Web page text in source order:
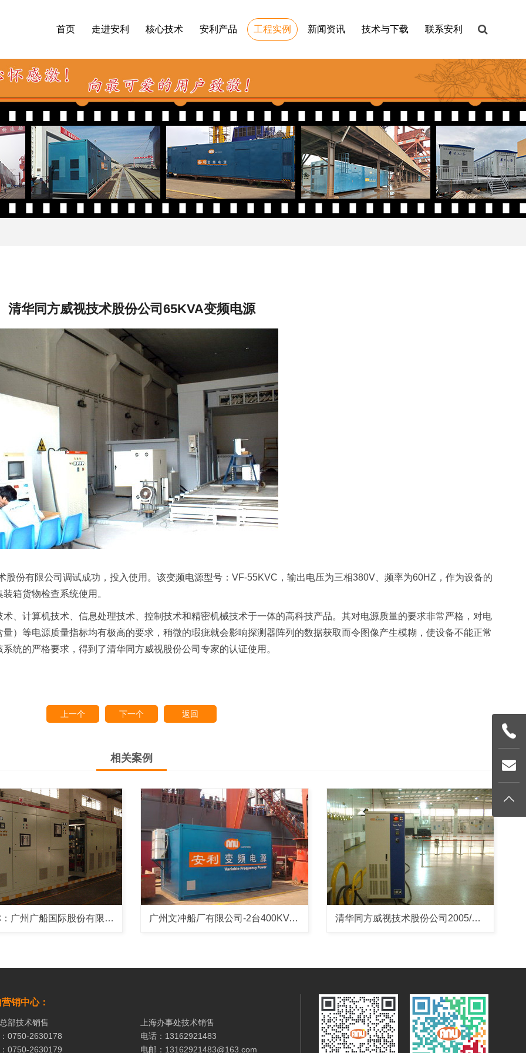
首页 走进安利 核心技术 安利产品 工程实例 新闻资讯 技术与下载 联系安利
清华同方威视技术股份公司65KVA变频电源
股份有限公司 调试成功，投入使用。该变频电源型号：VF-55KVC，输出电压为三相380V、频率为60HZ，作为设备的
箱货物检查系统使用。
、计算机技术、信息处理技术、控制技术和精密机械技术于一体的高科技产品。其对电源质量的要求非常严格，对电
）等电源质量指标均有极高的要求，稍微的瑕疵就会影响探测器阵列的数据获取而令图像产生模糊，使设备不能正常
统的严格要求，得到了清华同方威视股份公司专家的认证使用。
上一个 下一个 返回
相关案例
客户名称：广州广船国际股份有限公司 广州文冲船厂有限公司-2台400KVA变频岸电电源（户外移动舱） 清华同方威视技术股份公司2005/4/13 65KVA变频电源
销中心：
部技术销售
0750-2630178
0750-2630179
上海办事处技术销售
电话：13162921483
电邮：13162921483@163.com